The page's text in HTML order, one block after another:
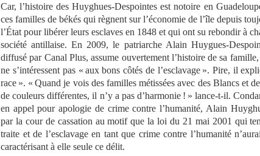
Car, l’histoire des Huyghues-Despointes est notoire en
ces familles de békés qui règnent sur l’économie de l’île depuis
l’État pour libérer leurs esclaves en 1848 et qui ont su rebondir à
société antillaise. En 2009, le patriarche Alain Huygues-
diffusé par Canal Plus, assume ouvertement l’histoire de sa
ne s’intéressent pas « aux bons côtés de l’esclavage ». Pire, il
race ». « Quand je vois des familles métissées avec des Blancs et
de couleurs différentes, il n’y a pas d’harmonie ! » lance-t-il.
en appel pour apologie de crime contre l’humanité, Alain
par la cour de cassation au motif que la loi du 21 mai 2001 qui
traite et de l’esclavage en tant que crime contre l’humanité
caractérisant à elle seule ce délit.